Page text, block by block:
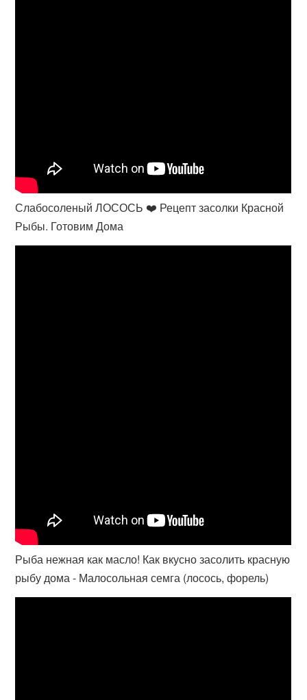
Слабосоленый ЛОСОСЬ ❤️ Рецепт засолки Красной
Рыбы. Готовим Дома
Рыба нежная как масло! Как вкусно засолить красную
рыбу дома - Малосольная семга (лосось, форель)